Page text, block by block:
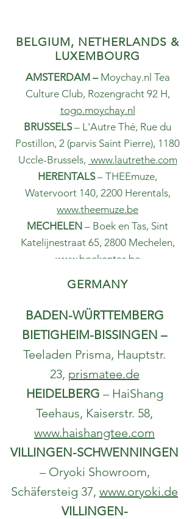
BELGIUM, NETHERLANDS &
LUXEMBOURG
AMSTERDAM – Moychay.nl Tea
Culture Club, Rozengracht 92 H,
togo.moychay.nl
BRUSSELS– L'Autre Thé, Rue du
Postillon, 2 (parvis Saint Pierre), 1180
Uccle-Brussels, www.lautrethe.com
HERENTALS– THEEmuze,
Watervoort 140, 2200 Herentals,
www.theemuze.be
MECHELEN – Boek en Tas, Sint
Katelijnestraat 65, 2800 Mechelen,
www.boekentas.be
Niv Biever, 3425 Dudelange,
www.teaandmore.lu
GERMANY
BADEN-WÜRTTEMBERG
BIETIGHEIM-BISSINGEN –
Teeladen Prisma, Hauptstr.
23, prismatee.de
HEIDELBERG – HaiShang
Teehaus, Kaiserstr. 58,
www.haishangtee.com
VILLINGEN-SCHWENNINGEN
– Oryoki Showroom,
Schäfersteig 37, www.oryoki.de
VILLINGEN-